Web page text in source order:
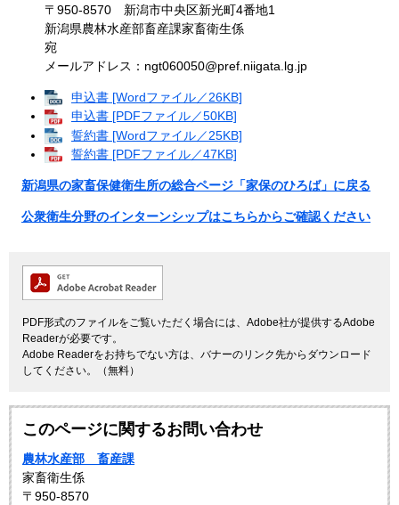
〒950-8570 新潟市中央区新光町4番地1
新潟県農林水産部畜産課家畜衛生係
メールアドレス：ngt060050@pref.niigata.lg.jp
申込書 [Wordファイル／26KB]
申込書 [PDFファイル／50KB]
誓約書 [Wordファイル／25KB]
誓約書 [PDFファイル／47KB]
新潟県の家畜保健衛生所の総合ページ「家保のひろば」に戻る
公衆衛生分野のインターンシップはこちらからご確認ください
PDF形式のファイルをご覧いただく場合には、Adobe社が提供するAdobe
Readerが必要です。
Adobe Readerをお持ちでない方は、バナーのリンク先からダウンロード
してください。（無料）
このページに関するお問い合わせ
農林水産部 畜産課
家畜衛生係
〒950-8570